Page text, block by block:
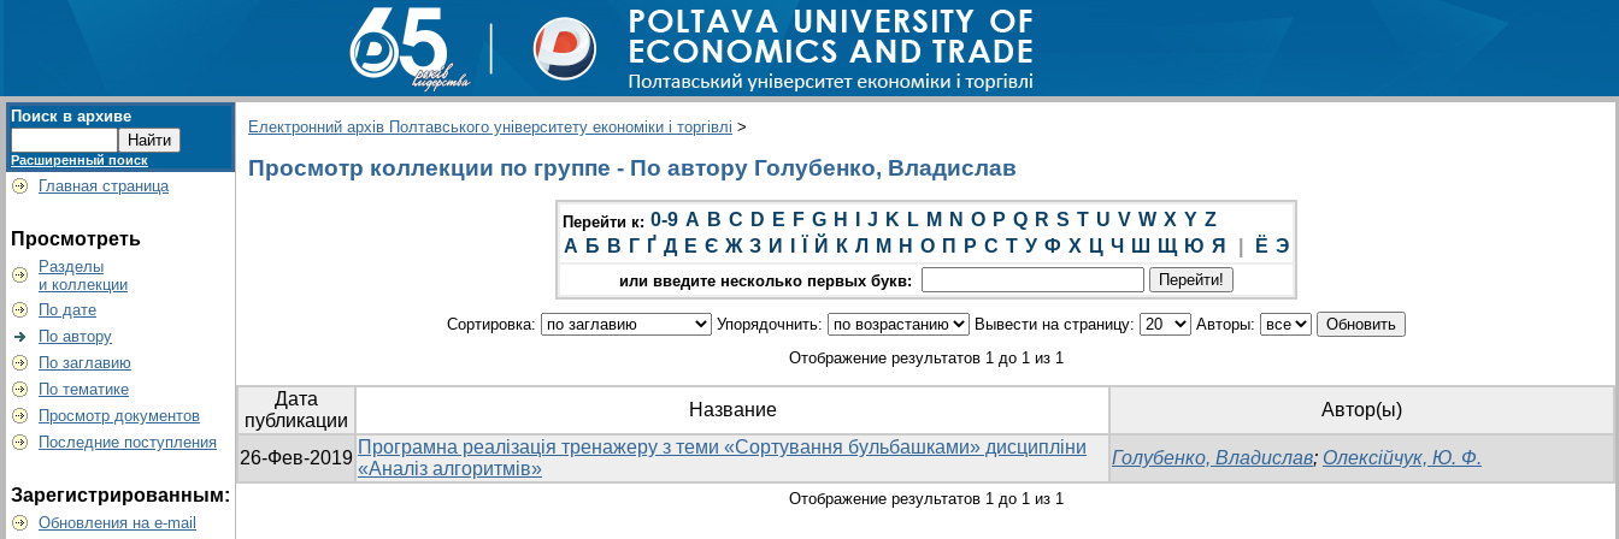
Поиск в архиве
Расширенный поиск
Главная страница
Просмотреть
Разделы
и коллекции
По дате
По автору
По заглавию
По тематике
Просмотр документов
Последние поступления
Зарегистрированным:
Обновления на e-mail
Електронний архів Полтавського університету економіки і торгівлі >
Просмотр коллекции по группе - По автору Голубенко, Владислав
Перейти к: 0-9 A B C D E F G H J K L M N O P Q R S T U V W X Y Z
А Б В Г Ґ Д Е Є Ж З И Й К Л М Н О П Р С Т У Ф Х Ц Ч Ш Щ Ю Я Ё Э
или введите несколько первых букв:
Сортировка: Упорядочнить: Вывести на страницу:
Авторы:
Отображение результатов 1 до 1 из 1
Дата
публикации
Название Автор(ы)
26-Фев-2019
Програмна реалізація тренажеру з теми «Сортування бульбашками» дисципліни
«Аналіз алгоритмів»
Голубенко, Владислав; Олексійчук, Ю. Ф.
Отображение результатов 1 до 1 из 1